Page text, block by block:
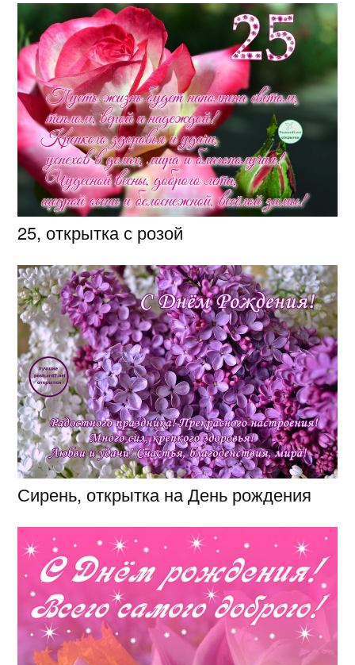
25, открытка с розой
Сирень, открытка на День рождения